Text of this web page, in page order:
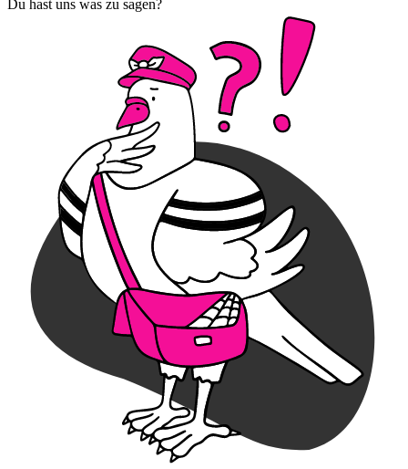
Du hast uns was zu sagen?